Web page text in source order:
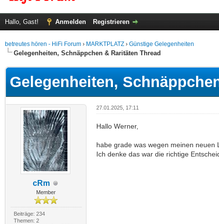
Hallo, Gast! Anmelden Registrieren
betreutes hören - HiFi Forum › MARKTPLATZ › Günstige Gelegenheiten
Gelegenheiten, Schnäppchen & Raritäten Thread
Gelegenheiten,
cRm
Member
Beiträge: 234
Themen: 2
27.01.2025, 17:11
Hallo Werner,
habe grade was wegen meinen neuen
Ich denke das war die richtige